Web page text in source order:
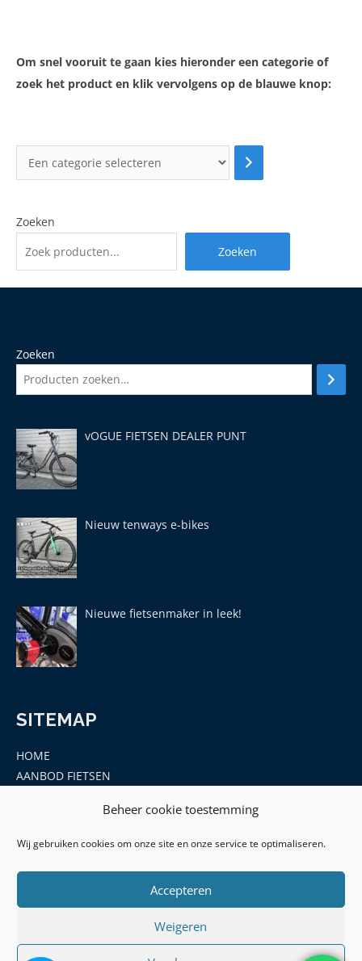
Beheer cookie toestemming
Wij gebruiken cookies om onze site en onze service te optimaliseren.
Accepteren
Weigeren
Om snel vooruit te gaan kies hieronder een categorie of
zoek het product en klik vervolgens op de blauwe knop:
Zoeken
Zoeken
Zoeken
vOGUE FIETSEN DEALER PUNT
Nieuw tenways e-bikes
Nieuwe fietsenmaker in leek!
SITEMAP
HOME
AANBOD FIETSEN
ONDERDELEN EN ACCESSOIRES
CONTACT